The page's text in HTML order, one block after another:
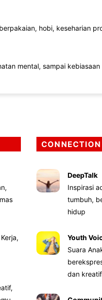
hobi, keseharian
mental, sampai
CONNECTION
DeepTalk
Inspirasi
tumbuh,
hidup
Youth
Suara
dan kreatif